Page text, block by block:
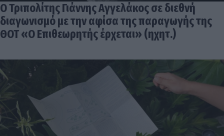
Ο Τριπολίτης Γιάννης Αγγελάκος σε διεθνή
διαγωνισμό με την αφίσα της παραγωγής της
ΘΟΤ «Ο Επιθεωρητής έρχεται» (ηχητ.)